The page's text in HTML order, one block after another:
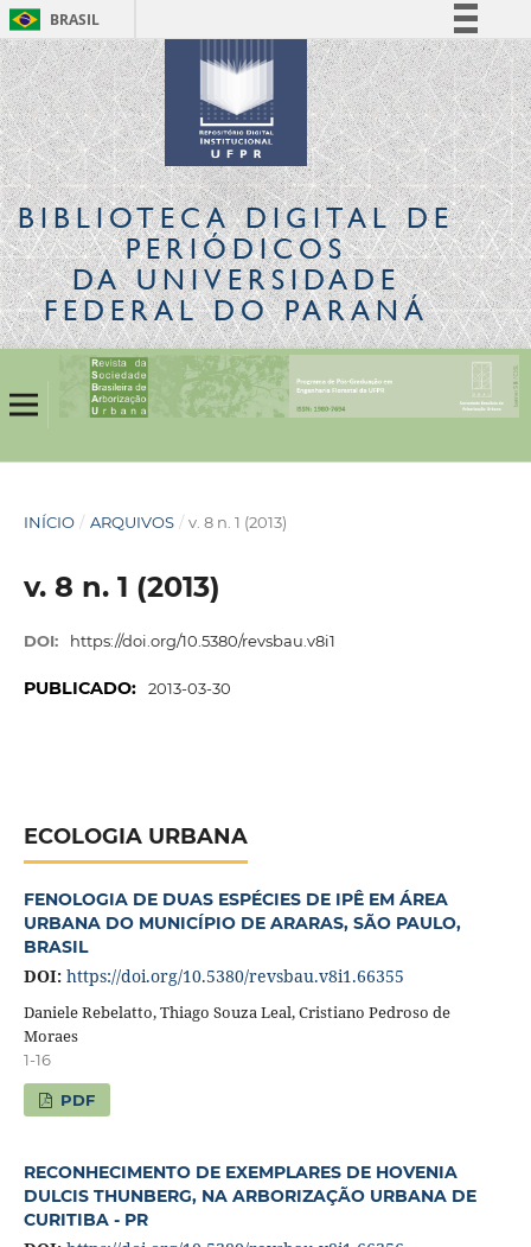
BRASIL
Simplifique!
Comunica BR
Participe
Acesso à informação
Legislação
Canais
BIBLIOTECA DIGITALDE
PERIÓDICOS
DA UNIVERSIDADE
FEDERAL DO PARANÁ
INÍCIO / ARQUIVOS / v. 8 n. 1 (2013)
v. 8 n. 1 (2013)
DOI: https://doi.org/10.5380/revsbau.v8i1
PUBLICADO: 2013-03-30
ECOLOGIA URBANA
FENOLOGIA DE DUAS ESPÉCIES DE IPÊ EM ÁREA
URBANA DO MUNICÍPIO DE ARARAS, SÃO PAULO,
BRASIL
DOI: https://doi.org/10.5380/revsbau.v8i1.66355
Daniele Rebelatto, Thiago Souza Leal, Cristiano Pedroso de
Moraes
1-16
PDF
RECONHECIMENTO DE EXEMPLARES DE HOVENIA
DULCIS THUNBERG, NA ARBORIZAÇÃO URBANA DE
CURITIBA - PR